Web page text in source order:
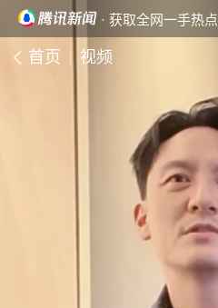
· 获取全网一手热点
首页 视频